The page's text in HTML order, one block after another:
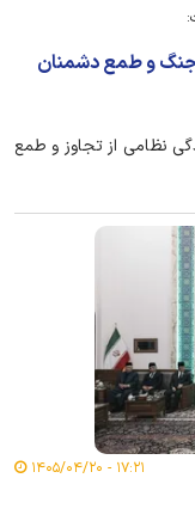
جنگ و طمع دشمنان
نظامی از تجاوز و طمع
۱۷:۲۱ - ۱۴۰۵/۰۴/۲۰